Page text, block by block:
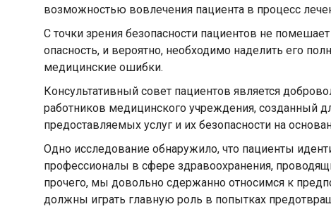
возможностью вовлечения пациента в процесс
С точки зрения безопасности пациентов не
опасность, и вероятно, необходимо наделить его
медицинские ошибки.
Консультативный совет пациентов является
работников медицинского учреждения, созданный
предоставляемых услуг и их безопасности на
Одно исследование обнаружило, что пациенты
профессионалы в сфере здравоохранения,
прочего, мы довольно сдержанно относимся к
должны играть главную роль в попытках